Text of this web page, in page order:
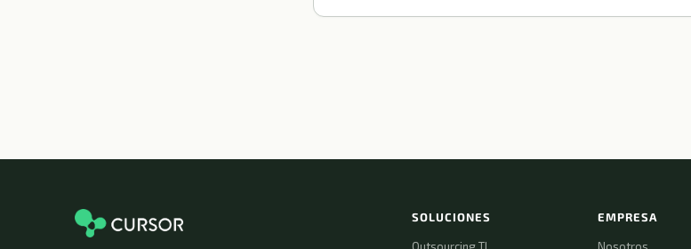
SOLUCIONES
Outsourcing TI
EMPRESA
Nosotros